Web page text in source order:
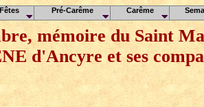
mémoire du Saint
d'Ancyre et ses
Pré-Carême Carême